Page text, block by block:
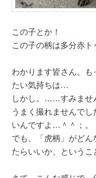
この子とか！
この子の柄は多分赤ト
わかります皆さん。
たい気持ちは…
しかし。……すみませ
うまく撮れませんで
いんですよ…＾＾；。
でも、「虎柄」がど
たらいいか、というこ